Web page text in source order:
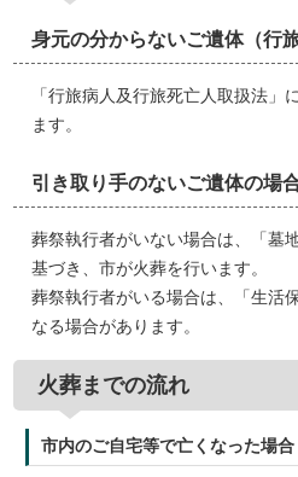
身元の分からないご遺体（行
「行旅病人及行旅死亡人取扱法」
ます。
引き取り手のないご遺体の場
葬祭執行者がいない場合は、「墓
基づき、市が火葬を行います。
葬祭執行者がいる場合は、「生活
なる場合があります。
火葬までの流れ
市内のご自宅等で亡くなった場合